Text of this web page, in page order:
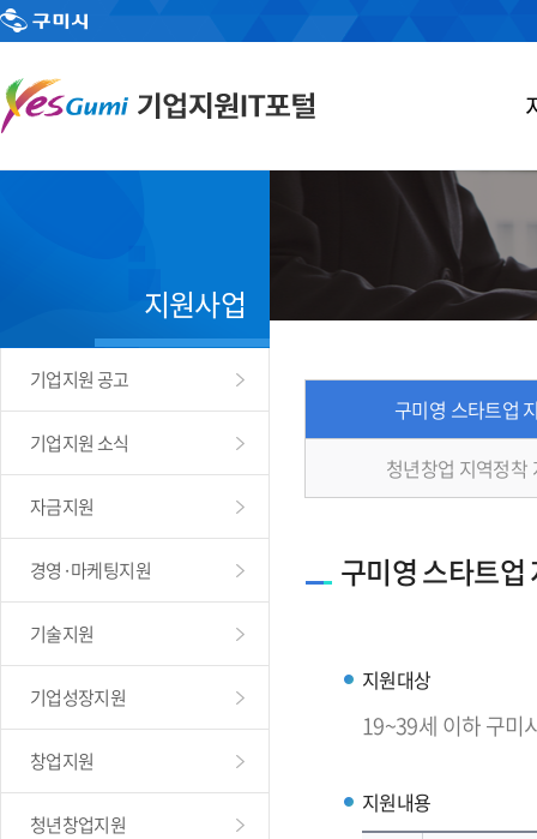
지원사업
기업지원 공고
기업지원 소식
자금지원
경영·마케팅지원
기술지원
기업성장지원
창업지원
청년창업지원
구미영 스타트업
청년창업 지역정착
구미영 스타트업
지원대상
19~39세 이하 구미
지원내용